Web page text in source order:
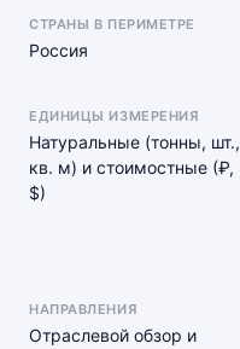
СТРАНЫ В ПЕРИМЕТРЕ
Россия
ЕДИНИЦЫ ИЗМЕРЕНИЯ
Натуральные (тонны, шт.,
кв. м) и стоимостные (₽,
$)
НАПРАВЛЕНИЯ
Отраслевой обзор и